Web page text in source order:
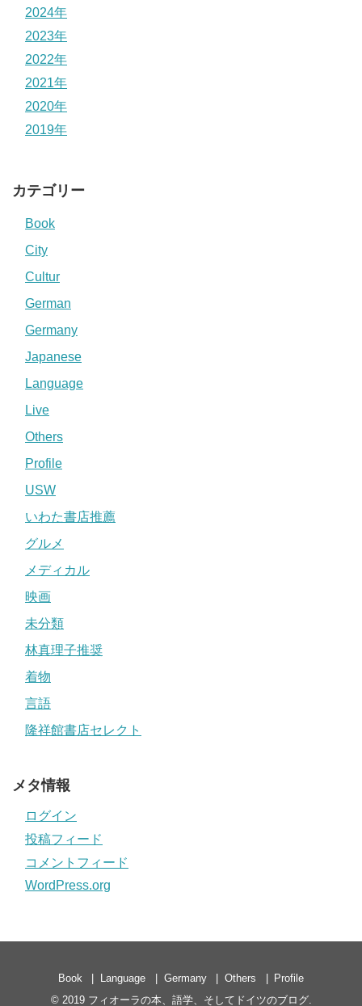
2024年
2023年
2022年
2021年
2020年
2019年
カテゴリー
Book
City
Cultur
German
Germany
Japanese
Language
Live
Others
Profile
USW
いわた書店推薦
グルメ
メディカル
映画
未分類
林真理子推奨
着物
言語
隆祥館書店セレクト
メタ情報
ログイン
投稿フィード
コメントフィード
WordPress.org
Book Language Germany Others
Profile
© 2019 フィオーラの本、語学、そしてドイツのブログ.